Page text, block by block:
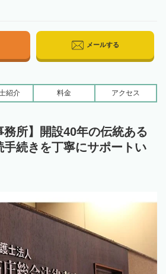
メールする
紹介 料金 アクセス
務所】開設40年の伝統ある
続きを丁寧にサポートい